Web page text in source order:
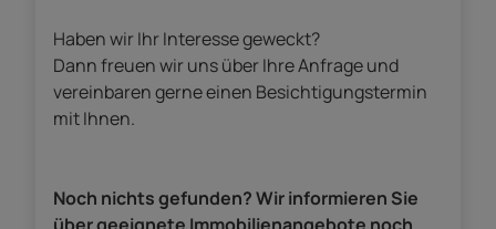
Haben wir Ihr Interesse geweckt?
Dann freuen wir uns über Ihre Anfrage und
vereinbaren gerne einen Besichtigungstermin
mit Ihnen.
Noch nichts gefunden? Wir informieren Sie